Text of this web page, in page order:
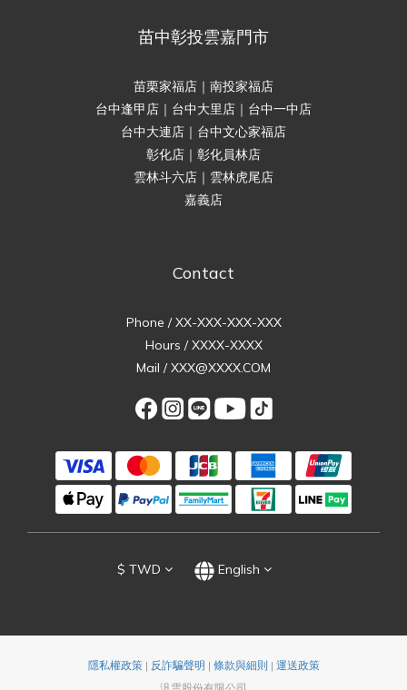
苗中彰投雲嘉門市
苗栗家福店｜南投家福店
台中逢甲店｜台中大里店｜台中一中店
台中大連店｜台中文心家福店
彰化店｜彰化員林店
雲林斗六店｜雲林虎尾店
嘉義店
Contact
Phone / XX-XXX-XXX-XXX
Hours / XXXX-XXXX
Mail / XXX@XXXX.COM
$ TWD English
隱私權政策| 反詐騙聲明 | 條款與細則 | 運送政策